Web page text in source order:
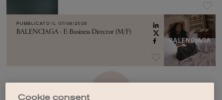
PUBBLICATO IL 07/08/2026
BALENCIAGA - E-Business Director (M/F)
Cookie consent